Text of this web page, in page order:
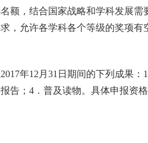
，结合国家战略和学科发展需
，允许各学科各个等级的奖项有
年12月31日期间的下列成果：
告；4．普及读物。具体申报资